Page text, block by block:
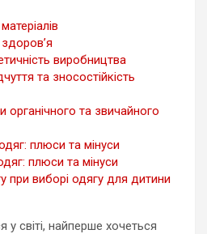
виробництва
та зносостійкість
органічного та звичайного
плюси та мінуси
плюси та мінуси
при виборі одягу для дитини
світі, найперше хочеться